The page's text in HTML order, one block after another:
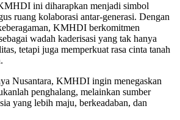
ini diharapkan menjadi simbol
ruang kolaborasi antar-generasi. Dengan
KMHDI berkomitmen
wadah kaderisasi yang tak hanya
tetapi juga memperkuat rasa cinta tanah
Nusantara, KMHDI ingin menegaskan
penghalang, melainkan sumber
yang lebih maju, berkeadaban, dan